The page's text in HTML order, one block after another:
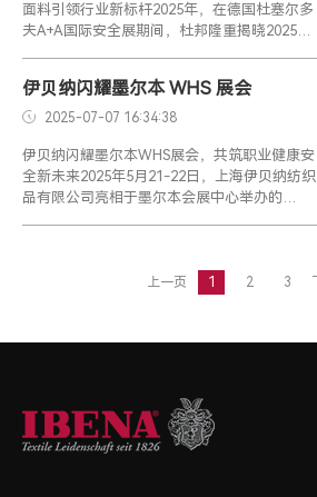
面料引领行业新标杆2025年，在德国杜塞尔多
夫A+A国际安全展期间，杜邦隆重揭晓2025年
伊贝纳闪耀墨尔本 WHS 展会
2025-07-07 16:34:38
伊贝纳闪耀墨尔本WHS展会，共筑职业健康安
全新未来2025年5月21-22日，上海伊贝纳纺织
品有限公司亮相于墨尔本会展中心举办的
上一页 1 2 3